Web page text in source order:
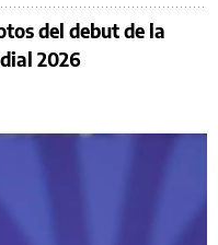
del debut de la
2026